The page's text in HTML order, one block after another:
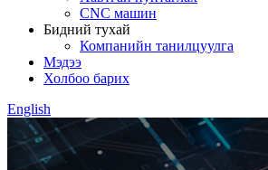
CNC машин
Бидний тухай
Компанийн танилцуулга
Мэдээ
Холбоо барих
English